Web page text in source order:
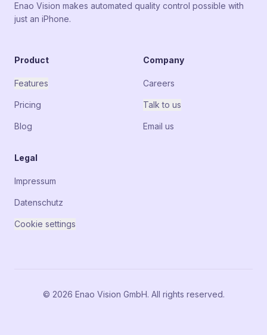
Enao Vision makes automated quality control possible with
just an iPhone.
Product
Features
Pricing
Blog
Company
Careers
Talk to us
Email us
Legal
Impressum
Datenschutz
Cookie settings
© 2026 Enao Vision GmbH. All rights reserved.